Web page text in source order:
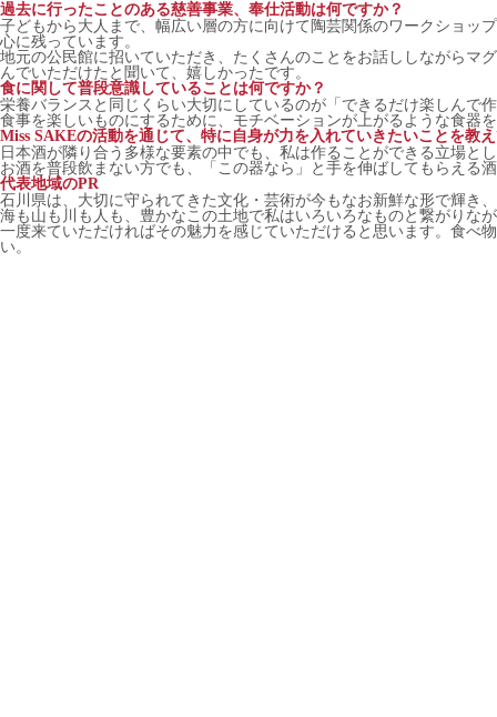
過去に行ったことのある慈善事業、奉仕活動は何ですか？
子どもから大人まで、幅広い層の方に向けて陶芸関係のワークショッ
心に残っています。
地元の公民館に招いていただき、たくさんのことをお話ししながらマ
んでいただけたと聞いて、嬉しかったです。
食に関して普段意識していることは何ですか？
栄養バランスと同じくらい大切にしているのが「できるだけ楽しんで
食事を楽しいものにするために、モチベーションが上がるような食器
Miss SAKEの活動を通じて、特に自身が力を入れていきたいことを教
日本酒が隣り合う多様な要素の中でも、私は作ることができる立場
お酒を普段飲まない方でも、「この器なら」と手を伸ばしてもらえる
代表地域のPR
石川県は、大切に守られてきた文化・芸術が今もなお新鮮な形で輝き
海も山も川も人も、豊かなこの土地で私はいろいろなものと繋がりな
一度来ていただければその魅力を感じていただけると思います。食べ
い。